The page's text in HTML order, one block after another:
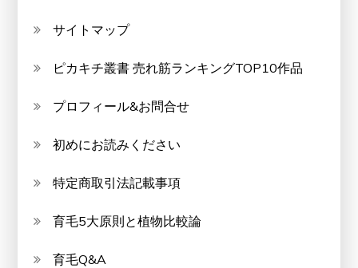
サイトマップ
ピカキチ叢書 売れ筋ランキングTOP10作品
プロフィール&お問合せ
初めにお読みください
特定商取引法記載事項
育毛5大原則と植物比較論
育毛Q&A